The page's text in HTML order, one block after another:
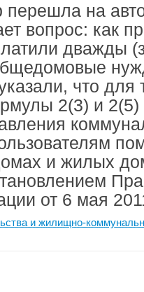
перешла на
вопрос: как
дважды
что для
2(3) и
и жилых
от 6 мая
и жилищно-